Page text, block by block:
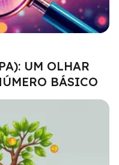
UM OLHAR
BÁSICO